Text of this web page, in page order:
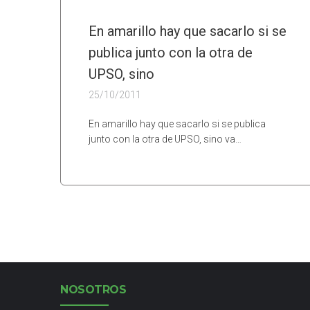
En amarillo hay que sacarlo si se
publica junto con la otra de
UPSO, sino
25/10/2011
En amarillo hay que sacarlo si se publica
junto con la otra de UPSO, sino va…
NOSOTROS